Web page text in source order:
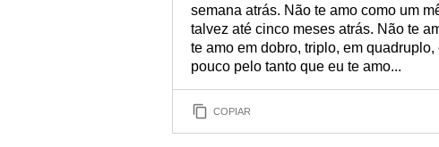
semana atrás. Não te amo como um
talvez até cinco meses atrás. Não te
te amo em dobro, triplo, em
pouco pelo tanto que eu te amo...
COPIAR